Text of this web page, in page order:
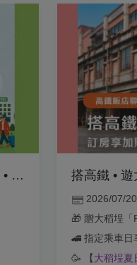
THSR 2026 サステナブルな美しさ • ゆっくり巡る台湾の旅 搭高鐵 •
2026/07/
🎁 贈大稻埕「
🚄 指定乘車日
🥳 【大稻埕夏